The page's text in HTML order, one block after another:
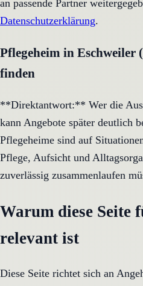
an passende Partner
Datenschutzerklärung.
Pflegeheim in Eschweiler
finden
**Direktantwort:** Wer die
kann Angebote später deutlich
Pflegeheime sind auf
Pflege, Aufsicht und
zuverlässig zusammenlaufen
Warum diese Seite
relevant ist
Diese Seite richtet sich an